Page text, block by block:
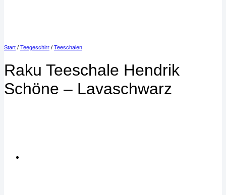
Start / Teegeschirr / Teeschalen
Raku Teeschale Hendrik
Schöne – Lavaschwarz